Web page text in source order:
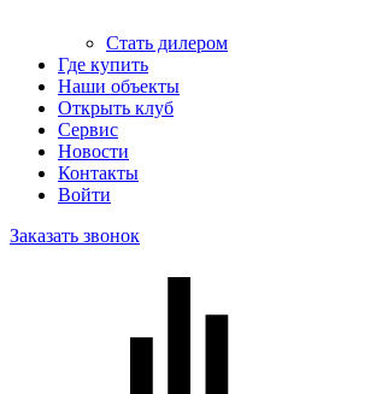
Стать дилером
Где купить
Наши объекты
Открыть клуб
Сервис
Новости
Контакты
Войти
Заказать звонок